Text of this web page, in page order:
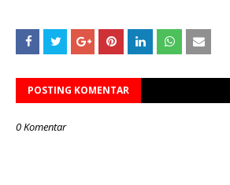
POSTING KOMENTAR
0 Komentar